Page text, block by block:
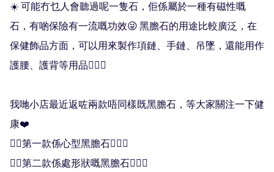
☀️ 可能冇乜人會聽過呢一隻石，佢係屬於一種有磁性嘅
石，有啲保險有一流嘅功效😜 黑膽石的用途比較廣泛，在
保健飾品方面，可以用來製作項鏈、手鏈、吊墜，還能用作
護腰、護背等用品💁🏻‍♀️
我哋小店最近返咗兩款唔同樣既黑膽石，等大家關注一下健
康❤️
👍🏻第一款係心型黑膽石💁🏻‍♀️
👍🏻第二款係處形狀嘅黑膽石💁🏻‍♀️